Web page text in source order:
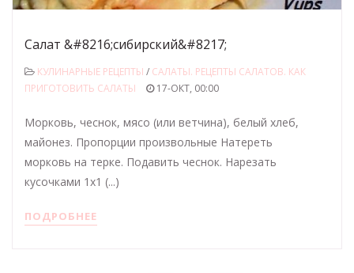
Салат &#8216;сибирский&#8217;
КУЛИНАРНЫЕ РЕЦЕПТЫ / САЛАТЫ. РЕЦЕПТЫ САЛАТОВ. КАК
ПРИГОТОВИТЬ САЛАТЫ
17-ОКТ, 00:00
Морковь, чеснок, мясо (или ветчина), белый хлеб,
майонез. Пропорции произвольные Натереть
морковь на терке. Подавить чеснок. Нарезать
кусочками 1х1 (...)
ПОДРОБНЕЕ